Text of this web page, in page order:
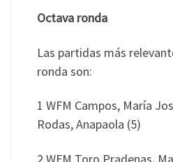
Octava ronda
Las partidas más
ronda son:
1 WFM Campos, María
Rodas, Anapaola (5)
2 WFM Toro Pradenas,